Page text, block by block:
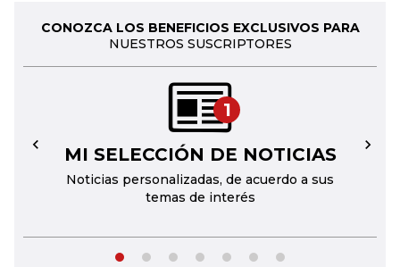
CONOZCA LOS BENEFICIOS EXCLUSIVOS PARA
NUESTROS SUSCRIPTORES
1
MI SELECCIÓN DE NOTICIAS
Noticias personalizadas, de acuerdo a sus
temas de interés
← →